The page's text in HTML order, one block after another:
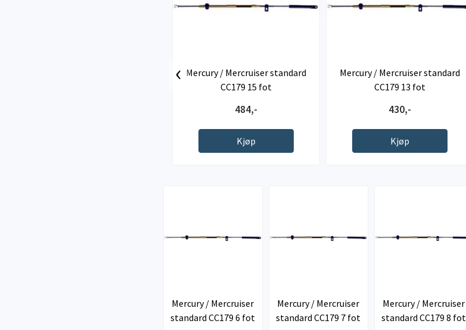
Mercury / Mercruiser standard
CC179 15 fot
484,-
Kjøp
Mercury / Mercruiser standard
CC179 13 fot
430,-
Kjøp
‹
Mercury / Mercruiser
standard CC179 6 fot
Mercury / Mercruiser
standard CC179 7 fot
Mercury / Mercruiser
standard CC179 8 fot